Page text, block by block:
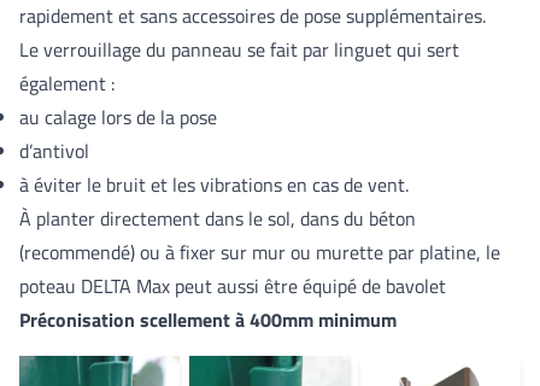
rapidement et sans accessoires de pose supplémentaires.
Le verrouillage du panneau se fait par linguet qui sert
également :
au calage lors de la pose
d’antivol
à éviter le bruit et les vibrations en cas de vent.
À planter directement dans le sol, dans du béton
(recommendé) ou à fixer sur mur ou murette par platine, le
poteau DELTA Max peut aussi être équipé de bavolet
Préconisation scellement à 400mm minimum